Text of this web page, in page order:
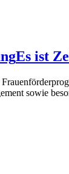
Es ist
sowie